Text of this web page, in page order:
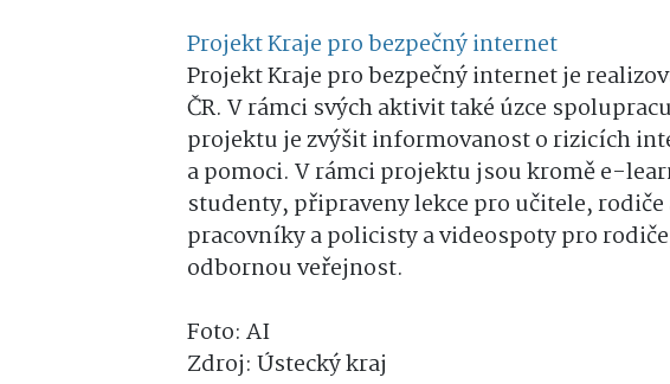
Projekt Kraje pro bezpečný internet
Projekt Kraje pro bezpečný internet je
ČR. V rámci svých aktivit také úzce
projektu je zvýšit informovanost o rizicích
a pomoci. V rámci projektu jsou kromě e-
studenty, připraveny lekce pro učitele,
pracovníky a policisty a videospoty pro
odbornou veřejnost.
Foto: AI
Zdroj: Ústecký kraj